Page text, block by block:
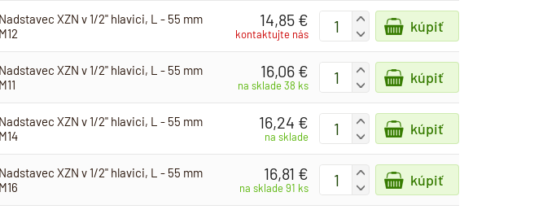
Nadstavec XZN v 1/2" hlavici, L - 55 mm
M12
14,85 €
kontaktujte nás
+
-
kúpiť
Nadstavec XZN v 1/2" hlavici, L - 55 mm
M11
16,06 €
na sklade 38 ks
+
-
kúpiť
Nadstavec XZN v 1/2" hlavici, L - 55 mm
M14
16,24 €
na sklade
+
-
kúpiť
Nadstavec XZN v 1/2" hlavici, L - 55 mm
M16
16,81 €
na sklade 91 ks
+
-
kúpiť